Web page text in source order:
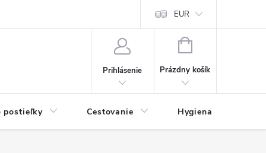
Vrátenie tovaru a reklamácia Ochrana osobných
EUR
Prihlásenie
NÁKUPNÝ
Prázdny košík
postieľky Cestovanie Hygiena